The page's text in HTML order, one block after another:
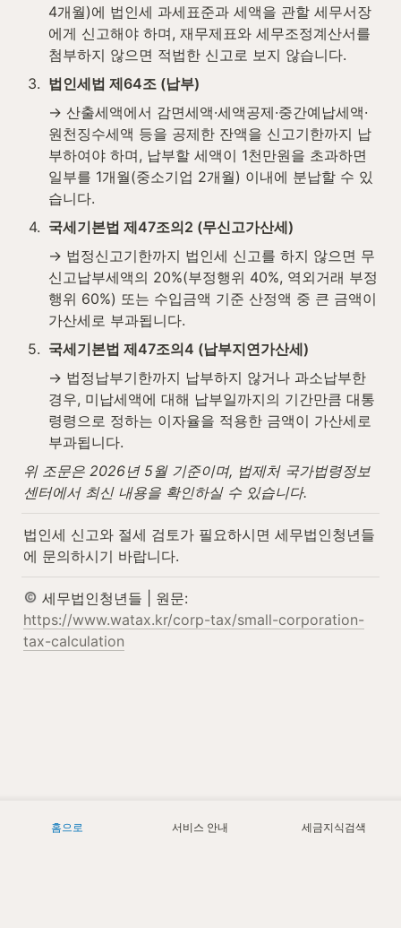
4개월)에 법인세 과세표준과 세액을 관할 세무서장
에게 신고해야 하며, 재무제표와 세무조정계산서를
첨부하지 않으면 적법한 신고로 보지 않습니다.
3. 법인세법 제64조 (납부)
→ 산출세액에서 감면세액·세액공제·중간예납세액·
원천징수세액 등을 공제한 잔액을 신고기한까지 납
부하여야 하며, 납부할 세액이 1천만원을 초과하면
일부를 1개월(중소기업 2개월) 이내에 분납할 수 있
습니다.
4. 국세기본법 제47조의2 (무신고가산세)
→ 법정신고기한까지 법인세 신고를 하지 않으면 무
신고납부세액의 20%(부정행위 40%, 역외거래 부정
행위 60%) 또는 수입금액 기준 산정액 중 큰 금액이
가산세로 부과됩니다.
5. 국세기본법 제47조의4 (납부지연가산세)
→ 법정납부기한까지 납부하지 않거나 과소납부한
경우, 미납세액에 대해 납부일까지의 기간만큼 대통
령령으로 정하는 이자율을 적용한 금액이 가산세로
부과됩니다.
위 조문은 2026년 5월 기준이며, 법제처 국가법령정보
센터에서 최신 내용을 확인하실 수 있습니다.
법인세 신고와 절세 검토가 필요하시면 세무법인청년들
에 문의하시기 바랍니다.
https://www.watax.kr/corp-tax/small-corporation-
tax-calculation
홈으로 서비스 안내 세금지식검색